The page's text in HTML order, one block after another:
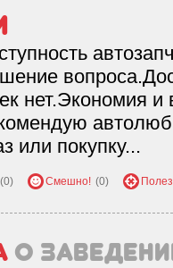
нет.Экономия
или покупку...
(0) Смешно! (0)
о